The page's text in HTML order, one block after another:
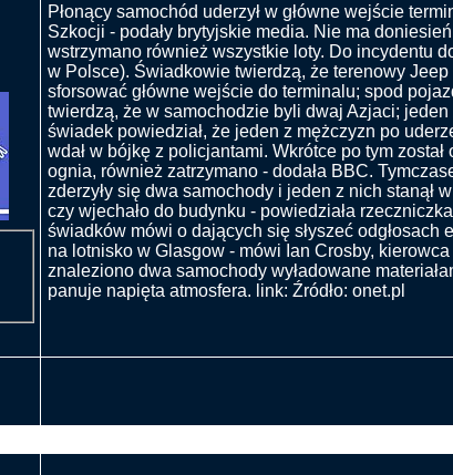
Płonący samochód uderzył w główne wejście
Szkocji - podały brytyjskie media. Nie ma
wstrzymano również wszystkie loty. Do incydentu
w Polsce). Świadkowie twierdzą, że terenowy
sforsować główne wejście do terminalu; spod
twierdzą, że w samochodzie byli dwaj Azjaci;
świadek powiedział, że jeden z mężczyzn po
wdał w bójkę z policjantami. Wkrótce po tym
ognia, również zatrzymano - dodała BBC.
zderzyły się dwa samochody i jeden z nich stanął
czy wjechało do budynku - powiedziała
świadków mówi o dających się słyszeć odgłosach
na lotnisko w Glasgow - mówi Ian Crosby,
znaleziono dwa samochody wyładowane
panuje napięta atmosfera. link: Źródło: onet.pl